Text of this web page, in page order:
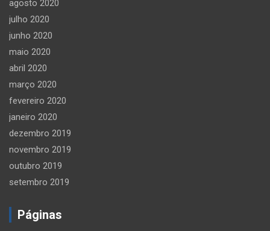
agosto 2020
julho 2020
junho 2020
maio 2020
abril 2020
março 2020
fevereiro 2020
janeiro 2020
dezembro 2019
novembro 2019
outubro 2019
setembro 2019
Páginas